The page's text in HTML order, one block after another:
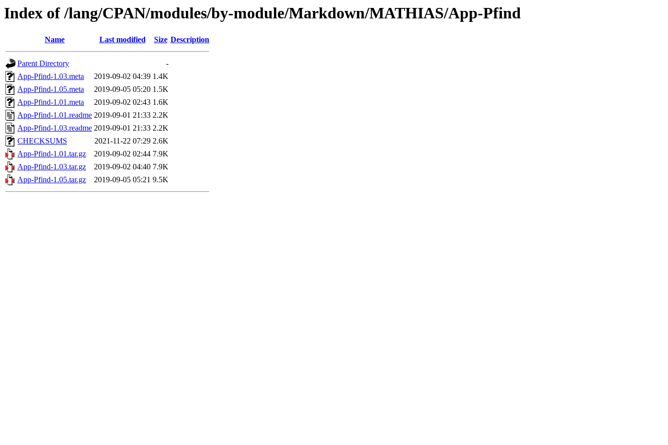
Index of /lang/CPAN/modules/by-module/Markdown/MATHIAS/App-Pfind
Name Last modified Size Description
Parent Directory
-
App-Pfind-1.03.meta
2019-09-02 04:39 1.4K
App-Pfind-1.05.meta
2019-09-05 05:20 1.5K
App-Pfind-1.01.meta
2019-09-02 02:43 1.6K
App-Pfind-1.01.readme 2019-09-01 21:33 2.2K
App-Pfind-1.03.readme 2019-09-01 21:33 2.2K
CHECKSUMS
2021-11-22 07:29 2.6K
App-Pfind-1.01.tar.gz
2019-09-02 02:44 7.9K
App-Pfind-1.03.tar.gz
2019-09-02 04:40 7.9K
App-Pfind-1.05.tar.gz
2019-09-05 05:21 9.5K